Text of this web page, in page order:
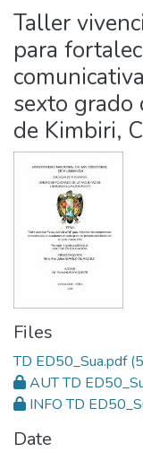
Statistics
Taller
para
sexto
de Kimbiri,
Files
TD ED50_Sua.pdf
AUT TD
INFO TD
Date